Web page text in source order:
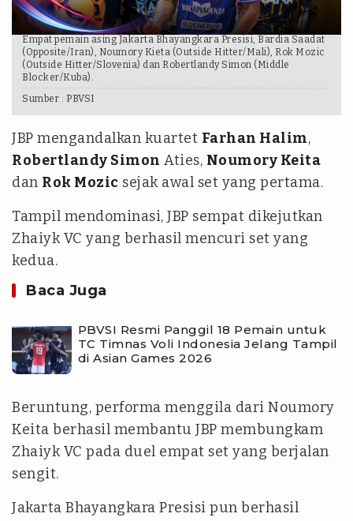
Empat pemain asing Jakarta Bhayangkara Presisi, Bardia Saadat
(Opposite/Iran), Noumory Kieta (Outside Hitter/Mali), Rok Mozic
(Outside Hitter/Slovenia) dan Robertlandy Simon (Middle
Blocker/Kuba).
Sumber : PBVSI
JBP mengandalkan kuartet Farhan Halim,
Robertlandy Simon Aties, Noumory Keita
dan Rok Mozic sejak awal set yang pertama.
Tampil mendominasi, JBP sempat dikejutkan
Zhaiyk VC yang berhasil mencuri set yang
kedua.
Baca Juga
PBVSI Resmi Panggil 18 Pemain untuk
TC Timnas Voli Indonesia Jelang Tampil
di Asian Games 2026
Beruntung, performa menggila dari Noumory
Keita berhasil membantu JBP membungkam
Zhaiyk VC pada duel empat set yang berjalan
sengit.
Jakarta Bhayangkara Presisi pun berhasil